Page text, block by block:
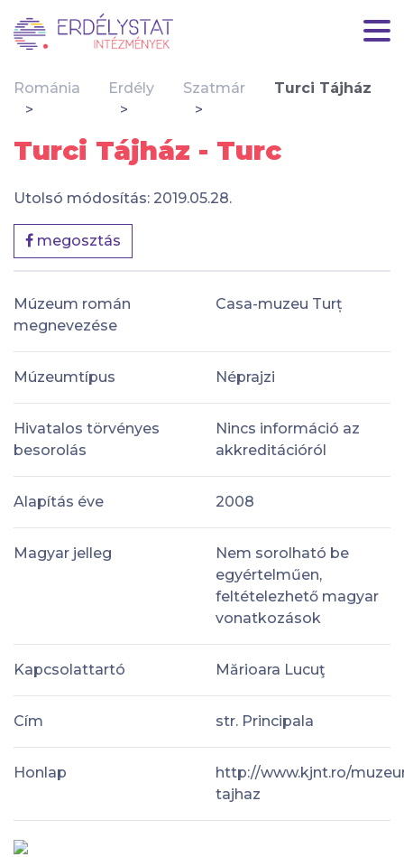
Románia Erdély Szatmár Turci Tájház
Turci Tájház - Turc
Utolsó módosítás: 2019.05.28.
megosztás
Múzeum román
megnevezése
Casa-muzeu Turț
Múzeumtípus Néprajzi
Hivatalos törvényes
besorolás
Nincs információ az
akkreditációról
Alapítás éve 2008
Magyar jelleg
Nem sorolható be
egyértelműen,
feltételezhető magyar
vonatkozások
Kapcsolattartó Mărioara Lucuţ
Cím str. Principala
Honlap
http://www.kjnt.ro/
tajhaz